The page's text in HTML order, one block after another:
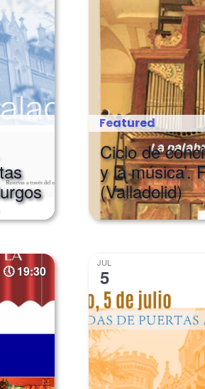
Featured
Ciclo de
y la música’.
(Valladolid)
19:30
JUL
5